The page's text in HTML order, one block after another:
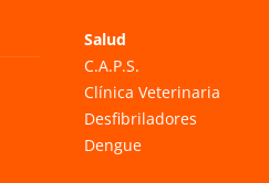
Salud
C.A.P.S.
Clínica Veterinaria
Desfibriladores
Dengue